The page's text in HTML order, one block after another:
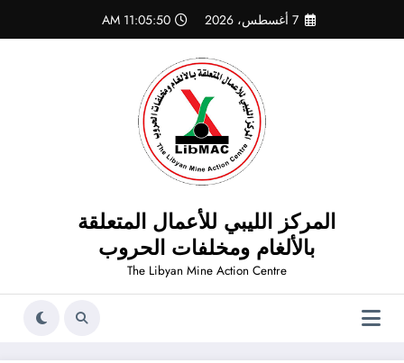
المحتوى
7 أغسطس، 2026 11:05:51 AM
المركز الليبي للأعمال المتعلقة
بالألغام ومخلفات الحروب
The Libyan Mine Action Centre